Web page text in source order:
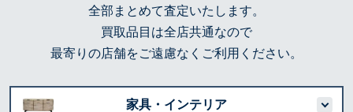
全部まとめて査定いたします。
買取品目は全店共通なので
最寄りの店舗をご遠慮なくご利用ください。
家具・インテリア